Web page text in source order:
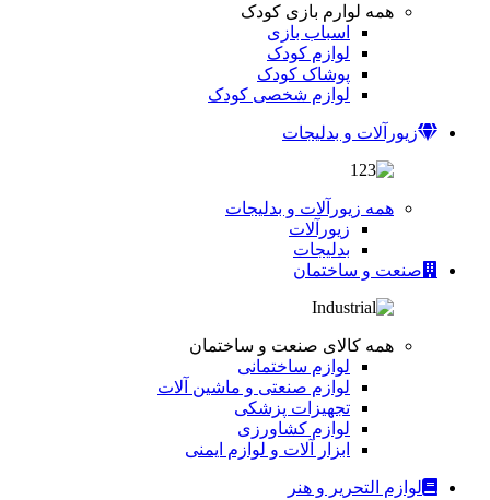
همه لوارم بازی کودک
اسباب بازی
لوازم کودک
پوشاک کودک
لوازم شخصی کودک
زیورآلات و بدلیجات
همه زیورآلات و بدلیجات
زیورآلات
بدلیجات
صنعت و ساختمان
همه کالای صنعت و ساختمان
لوازم ساختمانی
لوازم صنعتی و ماشین آلات
تجهیزات پزشکی
لوازم کشاورزی
ابزار آلات و لوازم ایمنی
لوازم التحریر و هنر